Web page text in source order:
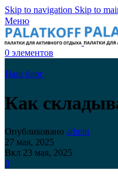
Skip to navigation Skip to
Меню
0 элементов
Наш блог
Как
Опубликовано admin
27 мая, 2025
Вкл 23 мая, 2025
0